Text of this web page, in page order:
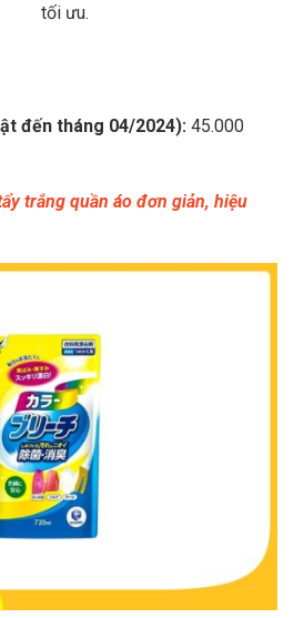
tối ưu.
đến tháng 04/2024): 45.000
trắng quần áo đơn giản, hiệu